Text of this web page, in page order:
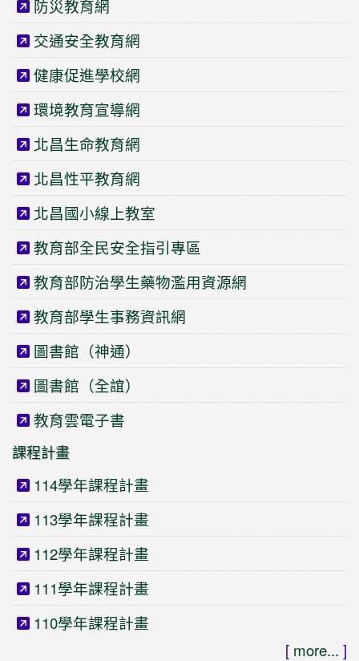
防災教育網
交通安全教育網
健康促進學校網
環境教育宣導網
北昌生命教育網
北昌性平教育網
北昌國小線上教室
教育部全民安全指引專區
教育部防治學生藥物濫用資源網
教育部學生事務資訊網
圖書館（神通）
圖書館（全誼）
教育雲電子書
課程計畫
114學年課程計畫
113學年課程計畫
112學年課程計畫
111學年課程計畫
110學年課程計畫
[ more... ]